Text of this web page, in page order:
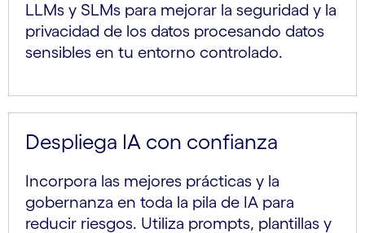
LLMs y SLMs para mejorar la seguridad y la
privacidad de los datos procesando datos
sensibles en tu entorno controlado.
Despliega IA con confianza
Incorpora las mejores prácticas y la
gobernanza en toda la pila de IA para
reducir riesgos. Utiliza prompts, plantillas y